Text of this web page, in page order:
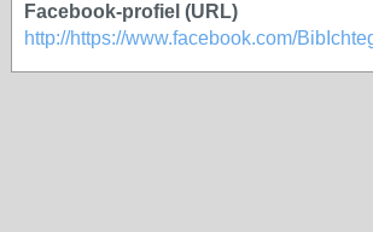
Facebook-profiel (URL)
http://https://www.facebook.com/